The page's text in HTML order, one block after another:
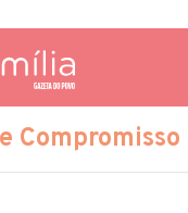
Compromisso